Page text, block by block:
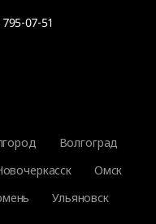
07-51
Волгоград
Омск
Ульяновск